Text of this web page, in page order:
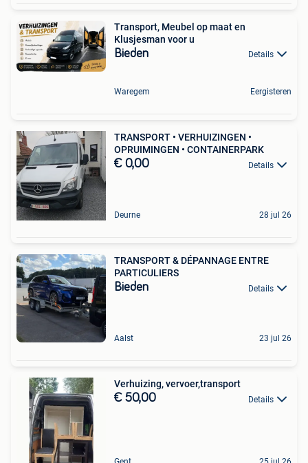
Transport, Meubel op maat en
Klusjesman voor u
Bieden Details
Waregem Eergisteren
TRANSPORT • VERHUIZINGEN •
OPRUIMINGEN • CONTAINERPARK
€ 0,00 Details
Deurne 28 jul 26
TRANSPORT & DÉPANNAGE ENTRE
PARTICULIERS
Bieden Details
Aalst 23 jul 26
Verhuizing, vervoer,transport
€ 50,00 Details